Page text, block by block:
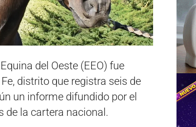
del Oeste (EEO) fue
distrito que registra seis de
un informe difundido por el
de la cartera nacional.